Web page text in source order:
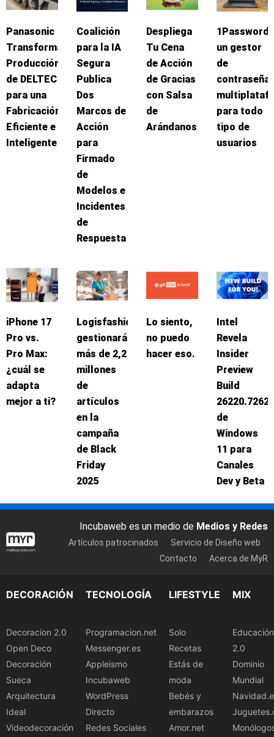
Panasonic
Transforma
Producción
de DELTEC
para una
Fabricación
Eficiente e
Inteligente
Coalición
para la IA
Segura
Publica
Dos
Marcos de
Acción
para
Firmado
de
Modelos e
Incidentes
de
Respuesta
Despliega
Tu Cena
de Acción
de Gracias
con Salsa
de
Arándanos
1Password:
un gestor
de
para todo
tipo de
usuarios
iPhone 17
Pro vs.
Pro Max:
¿cuál se
adapta
mejor a ti?
Logisfashion
gestionará
más de 2,2
millones
de
artículos
en la
campaña
de Black
Friday
2025
Lo siento,
no puedo
hacer eso.
Intel
Revela
Insider
Preview
Build
26220.7262
de
Windows
11 para
Canales
Dev y Beta
Incubaweb es un medio de Medios y Redes
Artículos patrocinados
Servicio de Diseño web
Contacto
Acerca de MyR
DECORACIÓN
Decoracion 2.0
Open Deco
Decoración
Sueca
Arquitectura
Ideal
Videodecoración
TECNOLOGÍA
Programacion.net
Messenger.es
Appleismo
Incubaweb
WordPress
Directo
Redes Sociales
LIFESTYLE
Solo
Recetas
Estás de
moda
Bebés y
embarazos
Amor.net
MIX
Educación
2.0
Dominio
Mundial